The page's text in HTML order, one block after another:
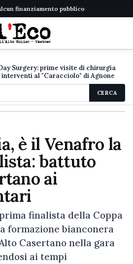
finanziamento pubblico
Surgery: prime visite di chirurgia
interventi al "Caracciolo" di Agnone
CERCA
è il Venafro la
battuto
ai
prima finalista della Coppa
formazione bianconera
Casertano nella gara
ai tempi